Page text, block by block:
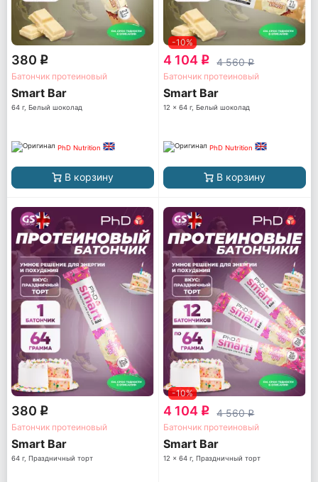
380 q
Батончик протеиновый
Smart Bar
64 г, Белый шоколад
PhD Nutrition
В корзину
-10%
4 104 q 4 560q
Батончик протеиновый
Smart Bar
12 x 64 г, Белый шоколад
PhD Nutrition
В корзину
380 q
Батончик протеиновый
Smart Bar
64 г, Праздничный торт
-10%
4 104 q 4 560q
Батончик протеиновый
Smart Bar
12 x 64 г, Праздничный торт